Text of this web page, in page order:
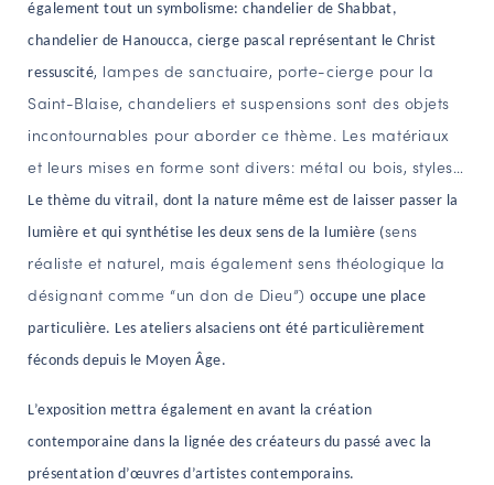
également tout un symbolisme: chandelier de Shabbat,
chandelier de Hanoucca, cierge pascal représentant le Christ
ressuscité, lampes de sanctuaire, porte-cierge pour la
Saint-Blaise, chandeliers et suspensions sont des objets
incontournables pour aborder ce thème. Les matériaux
et leurs mises en forme sont divers: métal ou bois, styles…
Le thème du vitrail, dont la nature même est de laisser passer la
lumière et qui synthétise les deux sens de la lumière (sens
réaliste et naturel, mais également sens théologique la
désignant comme “un don de Dieu”) occupe une place
particulière. Les ateliers alsaciens ont été particulièrement
féconds depuis le Moyen Âge.
L’exposition mettra également en avant la création
contemporaine dans la lignée des créateurs du passé avec la
présentation d’œuvres d’artistes contemporains.